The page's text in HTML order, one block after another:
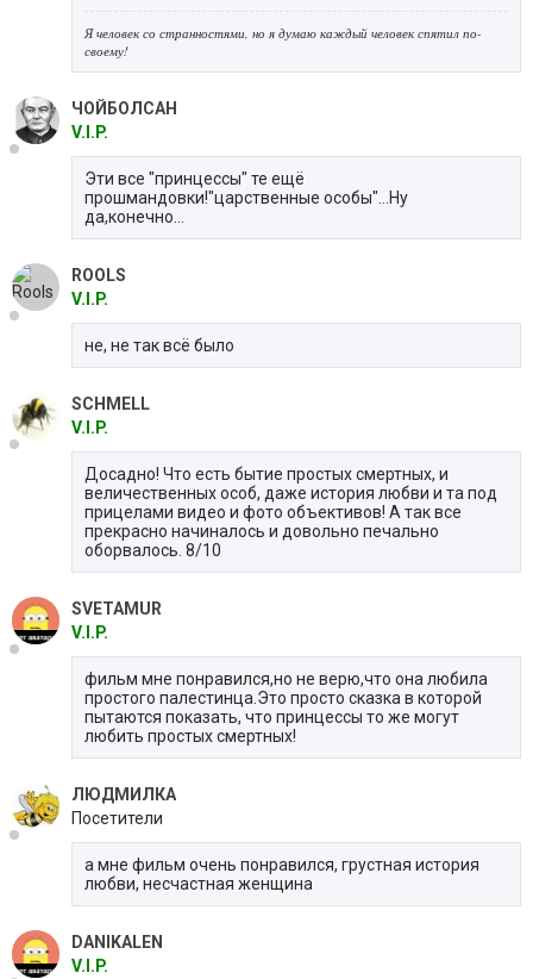
Я человек со странностями, но я думаю каждый человек спятил по-
своему!
ЧОЙБОЛСАН
V.I.P.
Эти все "принцессы" те ещё
прошмандовки!"царственные особы"...Ну
да,конечно...
ROOLS
V.I.P.
не, не так всё было
SCHMELL
V.I.P.
Досадно! Что есть бытие простых смертных, и
величественных особ, даже история любви и та под
прицелами видео и фото объективов! А так все
прекрасно начиналось и довольно печально
оборвалось. 8/10
SVETAMUR
V.I.P.
фильм мне понравился,но не верю,что она любила
простого палестинца.Это просто сказка в которой
пытаются показать, что принцессы то же могут
любить простых смертных!
ЛЮДМИЛКА
Посетители
а мне фильм очень понравился, грустная история
любви, несчастная женщина
DANIKALEN
V.I.P.